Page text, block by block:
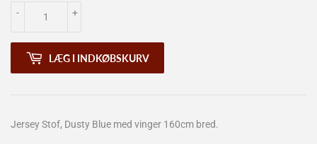
+
-
LÆG I INDKØBSKURV
Jersey Stof, Dusty Blue med vinger 160cm bred.